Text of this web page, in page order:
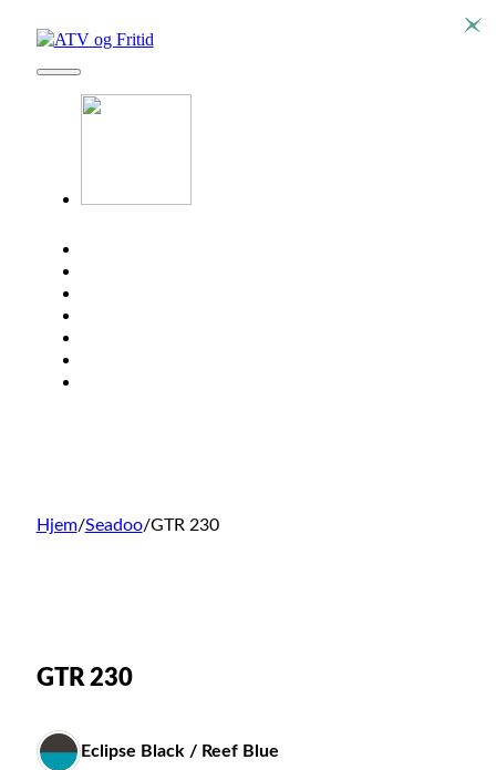
Hjem/Seadoo/GTR 230
GTR 230
Eclipse Black / Reef Blue